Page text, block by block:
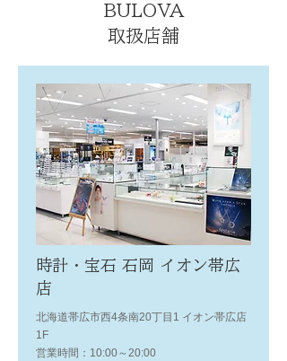
BULOVA
取扱店舗
時計・宝石 石岡 イオン帯広
店
北海道帯広市西4条南20丁目1 イオン帯広店
1F
営業時間：10:00～20:00